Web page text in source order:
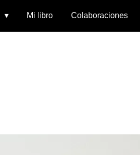
Mi libro Colaboraciones